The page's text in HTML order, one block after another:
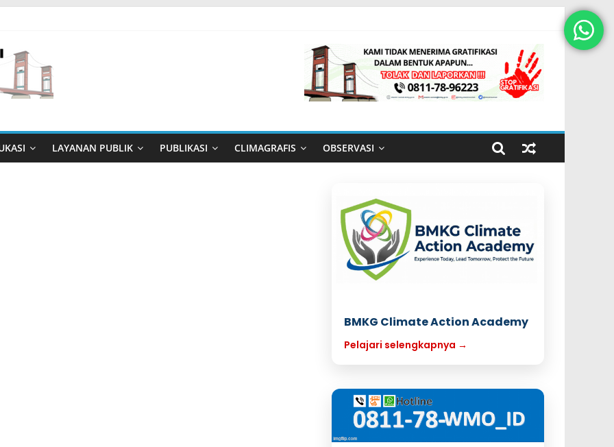
LAYANAN PUBLIK PUBLIKASI CLIMAGRAFIS OBSERVASI
BMKG Climate Action Academy
Pelajari selengkapnya →